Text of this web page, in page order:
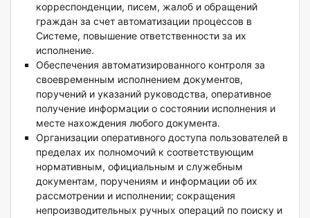
корреспонденции, писем, жалоб и обращений
граждан за счет автоматизации процессов в
Системе, повышение ответственности за их
исполнение.
Обеспечения автоматизированного контроля за
своевременным исполнением документов,
поручений и указаний руководства, оперативное
получение информации о состоянии исполнения и
месте нахождения любого документа.
Организации оперативного доступа пользователей в
пределах их полномочий к соответствующим
нормативным, официальным и служебным
документам, поручениям и информации об их
рассмотрении и исполнении; сокращения
непроизводительных ручных операций по поиску и